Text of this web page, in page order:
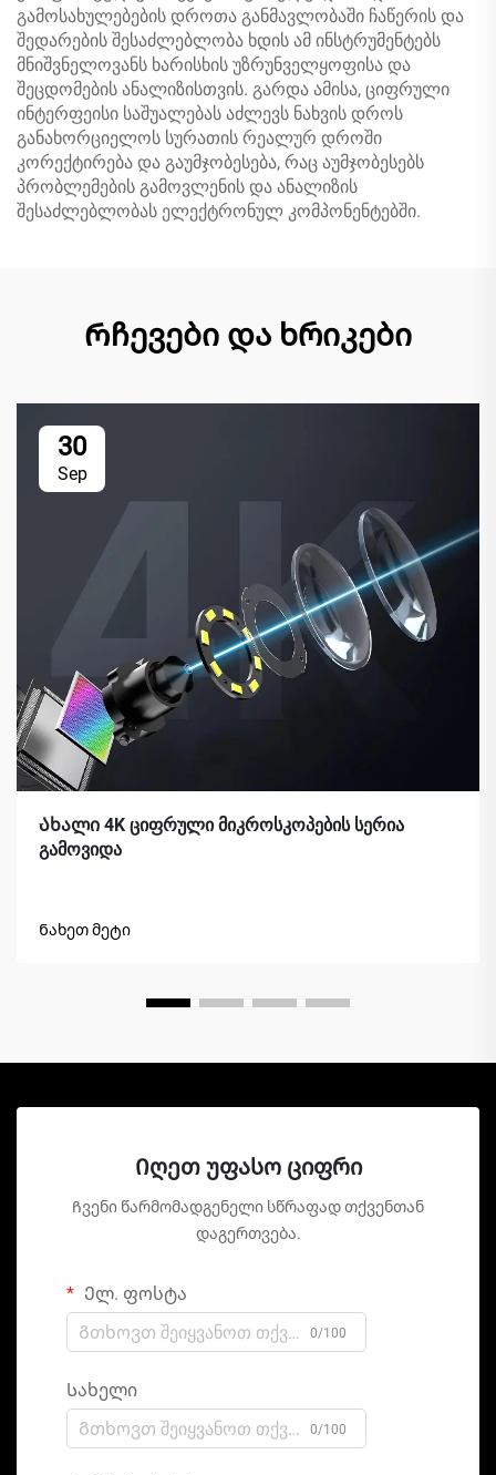
გამოსახულებების დროთა განმავლობაში ჩაწერის და
შედარების შესაძლებლობა ხდის ამ ინსტრუმენტებს
მნიშვნელოვანს ხარისხის უზრუნველყოფისა და
შეცდომების ანალიზისთვის. გარდა ამისა, ციფრული
ინტერფეისი საშუალებას აძლევს ნახვის დროს
განახორციელოს სურათის რეალურ დროში
კორექტირება და გაუმჯობესება, რაც აუმჯობესებს
პრობლემების გამოვლენის და ანალიზის
შესაძლებლობას ელექტრონულ კომპონენტებში.
Რჩევები და ხრიკები
30
Sep
Ახალი 4K ციფრული მიკროსკოპების სერია
გამოვიდა
Ნახეთ მეტი
Იღეთ უფასო ციფრი
Ჩვენი წარმომადგენელი სწრაფად თქვენთან
დაგერთვება.
Ელ. ფოსტა
0/100
Სახელი
0/100